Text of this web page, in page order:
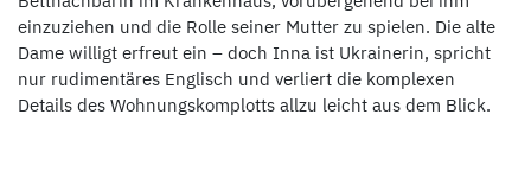
einzuziehen und die Rolle seiner Mutter zu spielen. Die alte
Dame willigt erfreut ein – doch Inna ist Ukrainerin, spricht
nur rudimentäres Englisch und verliert die komplexen
Details des Wohnungskomplotts allzu leicht aus dem Blick.